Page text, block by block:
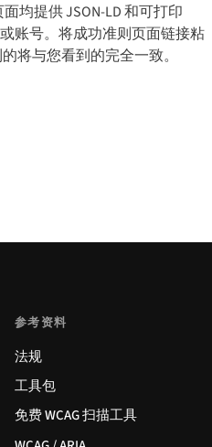
均提供 JSON-LD 和可打印
账号。将成功准则页面链接粘
将与您看到的完全一致。
参考资料
法规
工具包
免费 WCAG 扫描工具